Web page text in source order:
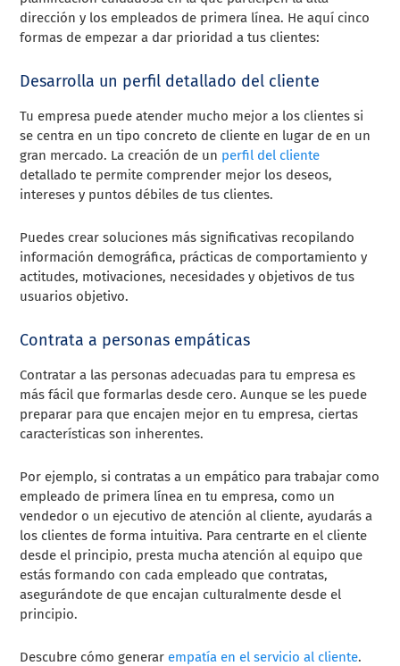
dirección y los empleados de primera línea. He aquí cinco
formas de empezar a dar prioridad a tus clientes:
Desarrolla un perfil detallado del cliente
Tu empresa puede atender mucho mejor a los clientes si
se centra en un tipo concreto de cliente en lugar de en un
gran mercado. La creación de un perfil del cliente
detallado te permite comprender mejor los deseos,
intereses y puntos débiles de tus clientes.
Puedes crear soluciones más significativas recopilando
información demográfica, prácticas de comportamiento y
actitudes, motivaciones, necesidades y objetivos de tus
usuarios objetivo.
Contrata a personas empáticas
Contratar a las personas adecuadas para tu empresa es
más fácil que formarlas desde cero. Aunque se les puede
preparar para que encajen mejor en tu empresa, ciertas
características son inherentes.
Por ejemplo, si contratas a un empático para trabajar como
empleado de primera línea en tu empresa, como un
vendedor o un ejecutivo de atención al cliente, ayudarás a
los clientes de forma intuitiva. Para centrarte en el cliente
desde el principio, presta mucha atención al equipo que
estás formando con cada empleado que contratas,
asegurándote de que encajan culturalmente desde el
principio.
Descubre cómo generar empatía en el servicio al cliente.